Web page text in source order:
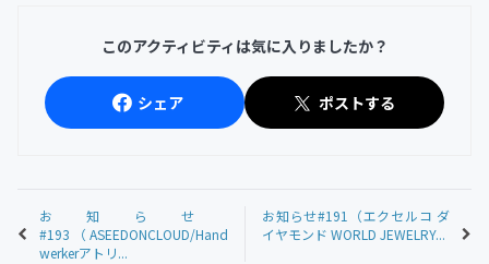
このアクティビティは気に入りましたか？
シェア ポストする
お知らせ
#193（ASEEDONCLOUD/Hand
werkerアトリ...
お知らせ#191（エクセルコ ダ
イヤモンド WORLD JEWELRY...